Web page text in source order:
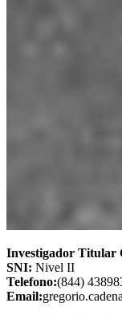
Investigador Titular
SNI: Nivel II
Telefono:(844)
Email: